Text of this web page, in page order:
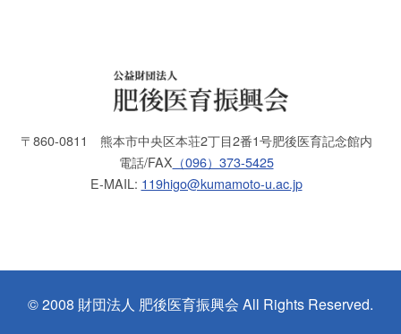
〒860-0811 熊本市中央区本荘2丁目2番1号肥後医育記念館内
電話/FAX （096）373-5425
E-MAIL: 119higo@kumamoto-u.ac.jp
© 2008 財団法人 肥後医育振興会 All Rights Reserved.